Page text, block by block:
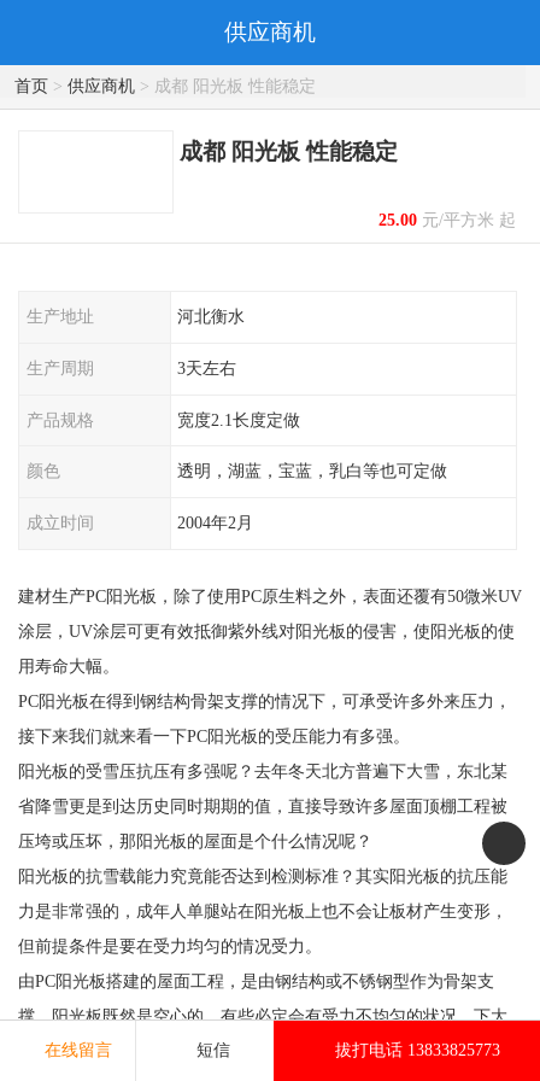
供应商机
首页> 供应商机> 成都 阳光板 性能稳定
成都 阳光板 性能稳定
25.00元/平方米 起
生产地址 河北衡水
生产周期 3天左右
产品规格 宽度2.1长度定做
颜色 透明，湖蓝，宝蓝，乳白等也可定做
成立时间 2004年2月
建材生产PC阳光板，除了使用PC原生料之外，表面还覆有50微米UV
涂层，UV涂层可更有效抵御紫外线对阳光板的侵害，使阳光板的使
用寿命大幅。
PC阳光板在得到钢结构骨架支撑的情况下，可承受许多外来压力，
接下来我们就来看一下PC阳光板的受压能力有多强。
阳光板的受雪压抗压有多强呢？去年冬天北方普遍下大雪，东北某
省降雪更是到达历史同时期期的值，直接导致许多屋面顶棚工程被
压垮或压坏，那阳光板的屋面是个什么情况呢？
阳光板的抗雪载能力究竟能否达到检测标准？其实阳光板的抗压能
力是非常强的，成年人单腿站在阳光板上也不会让板材产生变形，
但前提条件是要在受力均匀的情况受力。
由PC阳光板搭建的屋面工程，是由钢结构或不锈钢型作为骨架支
撑，阳光板既然是空心的，有些必定会有受力不均匀的状况，下大
雪时会导致阳光板出现裂痕，但请不必思考阳光板的抗雪载参数，
在线留言 短信 拔打电话 13833825773